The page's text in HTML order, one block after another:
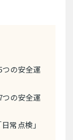
つの安全運
つの安全運
常点検」